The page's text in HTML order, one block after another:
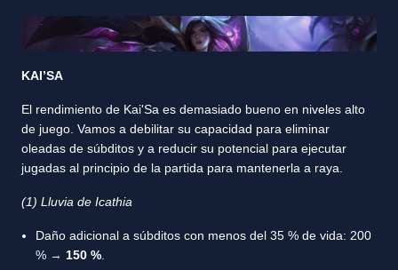
KAI’SA
El rendimiento de Kai'Sa es demasiado bueno en niveles alto
de juego. Vamos a debilitar su capacidad para eliminar
oleadas de súbditos y a reducir su potencial para ejecutar
jugadas al principio de la partida para mantenerla a raya.
(1) Lluvia de Icathia
Daño adicional a súbditos con menos del 35 % de vida: 200
% → 150 %